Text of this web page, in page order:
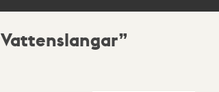
Vattenslangar